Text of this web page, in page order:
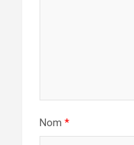
Nom *